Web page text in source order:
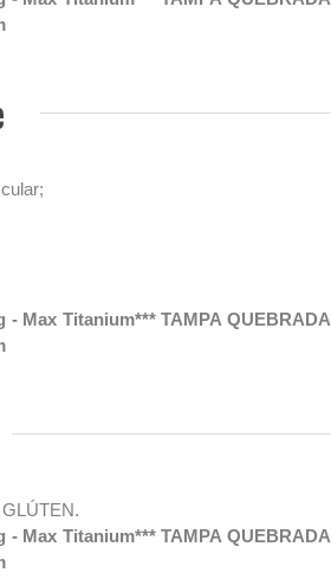
- Max Titanium*** TAMPA QUEBRADA
- Max Titanium*** TAMPA QUEBRADA